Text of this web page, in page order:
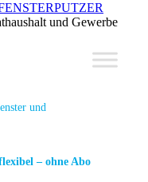
und Gewerbe
und
– ohne Abo